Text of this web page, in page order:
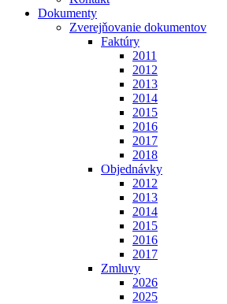
Dokumenty
Zverejňovanie dokumentov
Faktúry
2011
2012
2013
2014
2015
2016
2017
2018
Objednávky
2012
2013
2014
2015
2016
2017
Zmluvy
2026
2025